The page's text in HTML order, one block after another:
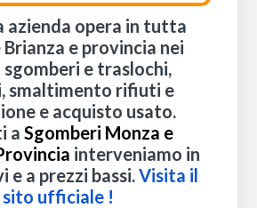
azienda opera in tutta
Brianza e provincia nei
e traslochi,
smaltimento rifiuti e
e acquisto usato.
a Sgomberi Monza e
interveniamo in
e a prezzi bassi.Visita il
sito ufficiale !